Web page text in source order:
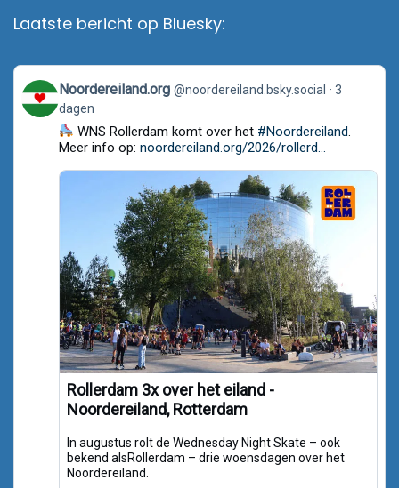
Laatste bericht op Bluesky:
View
post
by
Noordereiland.org
Bluesky
Noordereiland.org @noordereiland.bsky.social
3
dagen
WNS Rollerdam komt over het #Noordereiland
Meer info op: noordereiland.org/2026/rollerd...
Rollerdam 3x over het eiland -
Noordereiland, Rotterdam
In augustus rolt de Wednesday Night Skate – ook
bekend alsRollerdam – drie woensdagen over het
Noordereiland.